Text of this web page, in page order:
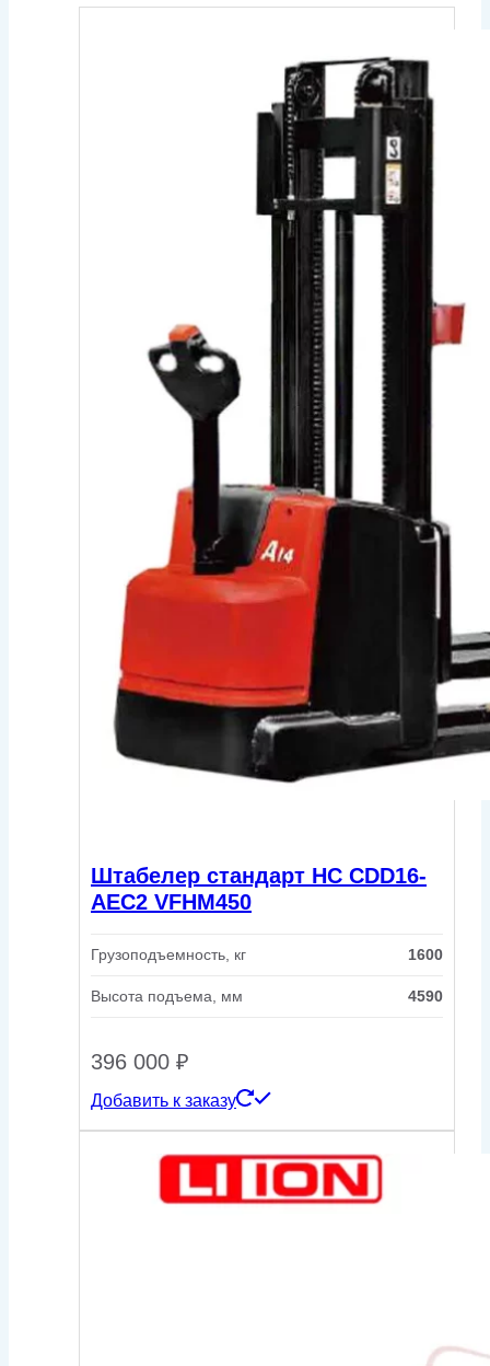
Штабелер стандарт HC CDD16-
AEC2 VFHM450
Грузоподъемность, кг 1600
Высота подъема, мм 4590
396 000 ₽
Добавить к заказу